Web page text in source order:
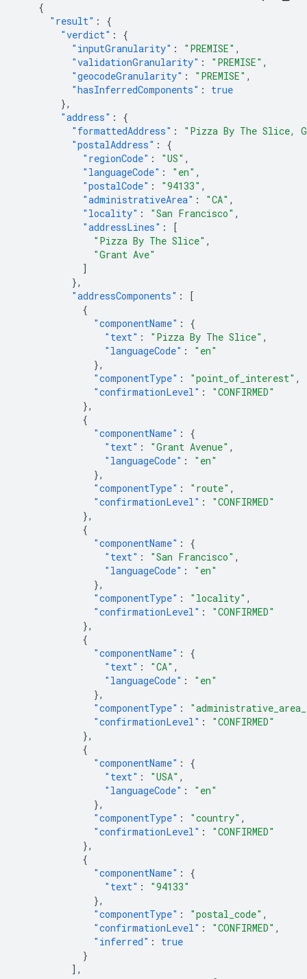
{
"result" :
{
"verdict" :
{
"inputGranularity" : "PREMISE" ,
"validationGranularity" : "PREMISE" ,
"geocodeGranularity" : "PREMISE" ,
"hasInferredComponents" :
true
},
"address" :
{
"formattedAddress" :
"Pizza By The Slice,
"postalAddress" :
{
"regionCode" : "US" ,
"languageCode" : "en" ,
"postalCode" : "94133" ,
"administrativeArea" : "CA" ,
"locality" : "San Francisco" ,
"addressLines" :
[
"Pizza By The Slice" ,
"Grant Ave"
]
},
"addressComponents" :
[
{
"componentName" :
{
"text" : "Pizza By The Slice" ,
"languageCode" :
"en"
},
"componentType" : "point_of_interest" ,
"confirmationLevel" :
"CONFIRMED"
},
{
"componentName" :
{
"text" : "Grant Avenue" ,
"languageCode" :
"en"
},
"componentType" : "route" ,
"confirmationLevel" :
"CONFIRMED"
},
{
"componentName" :
{
"text" : "San Francisco" ,
"languageCode" :
"en"
},
"componentType" : "locality" ,
"confirmationLevel" :
"CONFIRMED"
},
{
"componentName" :
{
"text" : "CA" ,
"languageCode" :
"en"
},
"componentType" :
"confirmationLevel" :
"CONFIRMED"
},
{
"componentName" :
{
"text" : "USA" ,
"languageCode" :
"en"
},
"componentType" : "country" ,
"confirmationLevel" :
"CONFIRMED"
},
{
"componentName" :
{
"text" :
"94133"
},
"componentType" : "postal_code" ,
"confirmationLevel" : "CONFIRMED" ,
"inferred" :
true
}
],